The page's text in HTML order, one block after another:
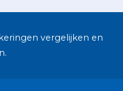
vergelijken en